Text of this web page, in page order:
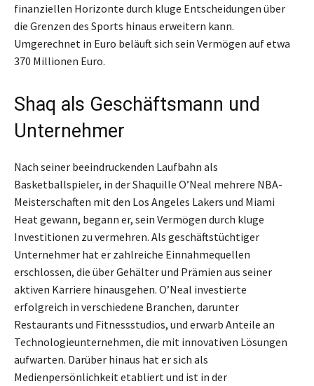
finanziellen Horizonte durch kluge Entscheidungen über
die Grenzen des Sports hinaus erweitern kann.
Umgerechnet in Euro beläuft sich sein Vermögen auf etwa
370 Millionen Euro.
Shaq als Geschäftsmann und
Unternehmer
Nach seiner beeindruckenden Laufbahn als
Basketballspieler, in der Shaquille O’Neal mehrere NBA-
Meisterschaften mit den Los Angeles Lakers und Miami
Heat gewann, begann er, sein Vermögen durch kluge
Investitionen zu vermehren. Als geschäftstüchtiger
Unternehmer hat er zahlreiche Einnahmequellen
erschlossen, die über Gehälter und Prämien aus seiner
aktiven Karriere hinausgehen. O’Neal investierte
erfolgreich in verschiedene Branchen, darunter
Restaurants und Fitnessstudios, und erwarb Anteile an
Technologieunternehmen, die mit innovativen Lösungen
aufwarten. Darüber hinaus hat er sich als
Medienpersönlichkeit etabliert und ist in der